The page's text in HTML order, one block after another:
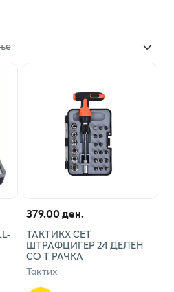
379.00 ден.
ТАКТИКХ СЕТ
ШТРАФЦИГЕР 24 ДЕЛЕН
СО Т РАЧКА
Тактих